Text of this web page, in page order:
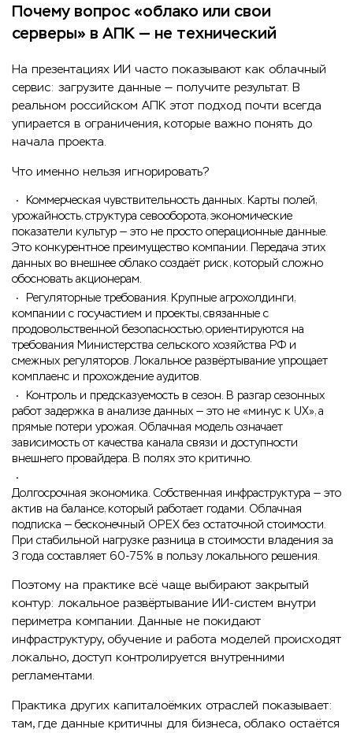
Почему вопрос «облако или свои
серверы» в АПК — не технический
На презентациях ИИ часто показывают как облачный
сервис: загрузите данные — получите результат. В
реальном российском АПК этот подход почти всегда
упирается в ограничения, которые важно понять до
начала проекта.
Что именно нельзя игнорировать?
Коммерческая чувствительность данных. Карты полей,
урожайность, структура севооборота, экономические
показатели культур — это не просто операционные данные.
Это конкурентное преимущество компании. Передача этих
данных во внешнее облако создаёт риск, который сложно
обосновать акционерам.
Регуляторные требования. Крупные агрохолдинги,
компании с госучастием и проекты, связанные с
продовольственной безопасностью, ориентируются на
требования Министерства сельского хозяйства РФ и
смежных регуляторов. Локальное развёртывание упрощает
комплаенс и прохождение аудитов.
Контроль и предсказуемость в сезон. В разгар сезонных
работ задержка в анализе данных — это не «минус к UX», а
прямые потери урожая. Облачная модель означает
зависимость от качества канала связи и доступности
внешнего провайдера. В полях это критично.
Долгосрочная экономика. Собственная инфраструктура — это
актив на балансе, который работает годами. Облачная
подписка — бесконечный OPEX без остаточной стоимости.
При стабильной нагрузке разница в стоимости владения за
3 года составляет 60-75% в пользу локального решения.
Поэтому на практике всё чаще выбирают закрытый
контур: локальное развёртывание ИИ-систем внутри
периметра компании. Данные не покидают
инфраструктуру, обучение и работа моделей происходят
локально, доступ контролируется внутренними
регламентами.
Практика других капиталоёмких отраслей показывает:
там, где данные критичны для бизнеса, облако остаётся